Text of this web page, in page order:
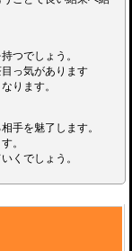
つでしょう。
っ気があります
ります。
手を魅了します。
。
くでしょう。